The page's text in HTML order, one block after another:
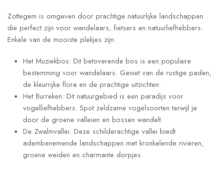
Zottegem is omgeven door prachtige natuurlijke landschappen
die perfect zijn voor wandelaars, fietsers en natuurliefhebbers.
Enkele van de mooiste plekjes zijn:
Het Muziekbos: Dit betoverende bos is een populaire
bestemming voor wandelaars. Geniet van de rustige paden,
de kleurrijke flora en de prachtige uitzichten.
Het Burreken: Dit natuurgebied is een paradijs voor
vogelliefhebbers. Spot zeldzame vogelsoorten terwijl je
door de groene valleien en bossen wandelt.
De Zwalmvallei: Deze schilderachtige vallei biedt
adembenemende landschappen met kronkelende rivieren,
groene weiden en charmante dorpjes.